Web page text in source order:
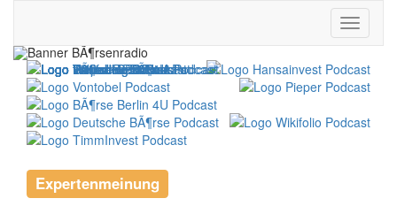
Expertenmeinung